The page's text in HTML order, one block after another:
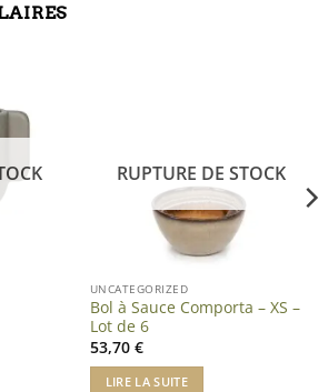
RUPTURE DE STOCK
UNCATEGORIZED
Bol à Sauce Comporta – XS –
Lot de 6
53,70 €
LIRE LA SUITE